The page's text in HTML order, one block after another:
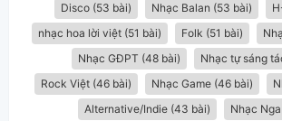
Disco (53 bài)
Nhạc Balan (53 bài)
nhạc hoa lời việt (51 bài)
Folk (51 bài)
Nhạc GĐPT (48 bài)
Nhạc tự sáng
Rock Việt (46 bài)
Nhạc Game (46 bài)
Alternative/Indie (43 bài)
Nhạc